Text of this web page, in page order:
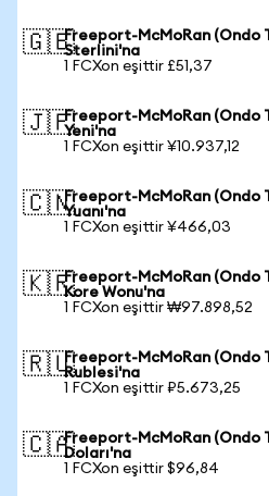
🇬🇧Freeport-McMoRan (Ondo
Sterlini'na
1 FCXon eşittir £51,37
🇯🇵Freeport-McMoRan (Ondo
Yeni'na
1 FCXon eşittir ¥10.937,12
🇨🇳Freeport-McMoRan (Ondo
Yuanı'na
1 FCXon eşittir ¥466,03
🇰🇷Freeport-McMoRan (Ondo
Kore Wonu'na
1 FCXon eşittir ₩97.898,52
🇷🇺Freeport-McMoRan (Ondo
Rublesi'na
1 FCXon eşittir ₽5.673,25
🇨🇦Freeport-McMoRan (Ondo
Doları'na
1 FCXon eşittir $96,84